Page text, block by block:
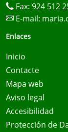
Fax: 924 512
E-mail:
Enlaces
Inicio
Contacte
Mapa web
Aviso legal
Accesibilidad
Protección de